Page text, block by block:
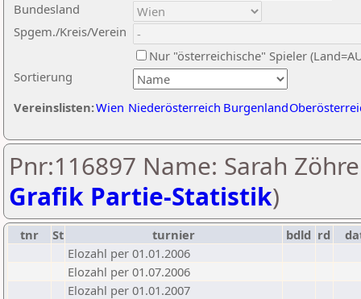
Sortierung
Bundesland
Spgem./Kreis/Verein
Nur "österreichische" Spieler
Vereinslisten:Wien Niederösterreich Burgenland
Pnr:116897 Name: Sarah
Grafik Partie-Statistik)
tnr St turnier bdld rd
Elozahl per 01.01.2006
Elozahl per 01.07.2006
Elozahl per 01.01.2007